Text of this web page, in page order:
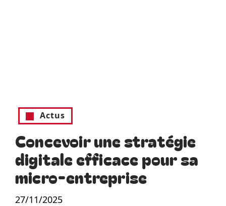
Actus
Concevoir une stratégie
digitale efficace pour sa
micro-entreprise
27/11/2025